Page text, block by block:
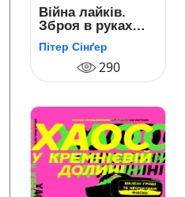
Війна лайків.
Зброя в руках
соціальних
мереж
Пітер Сінґер
290